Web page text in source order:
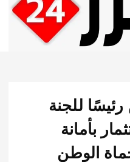
رمضان
أمين